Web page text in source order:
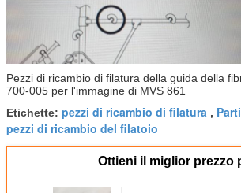
Pezzi di ricambio di filatura della guida della
700-005 per l'immagine di MVS 861
Etichette: pezzi di ricambio di filatura ,
pezzi di ricambio del filatoio
Ottieni il miglior prezzo